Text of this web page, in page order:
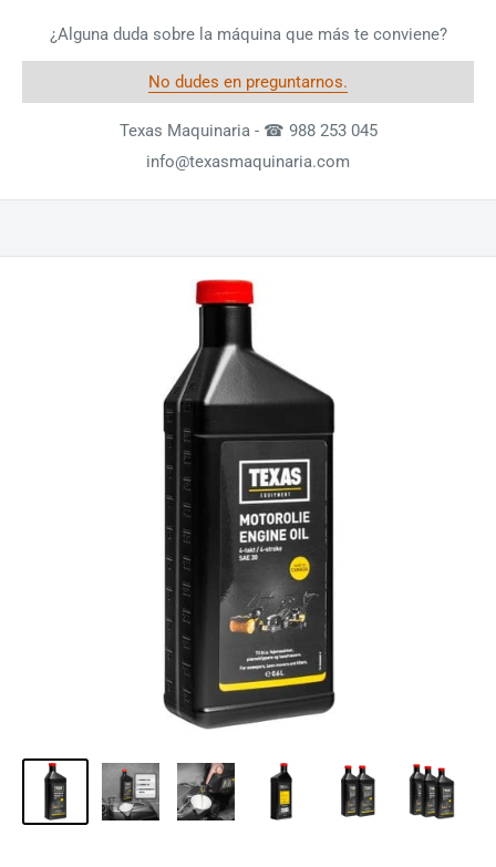
¿Alguna duda sobre la máquina que más te conviene?
No dudes en preguntarnos.
Texas Maquinaria - ☎ 988 253 045
info@texasmaquinaria.com